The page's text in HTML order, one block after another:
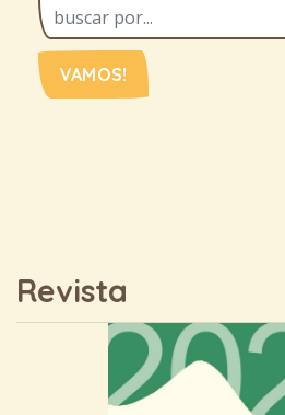
VAMOS!
Revista